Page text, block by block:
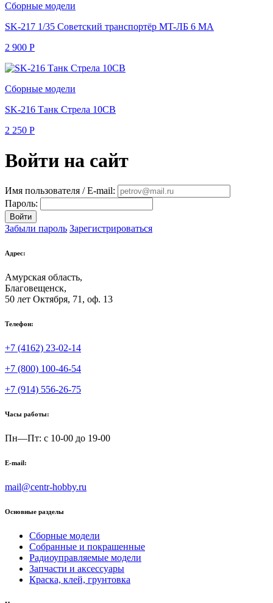
Сборные модели
SK-217 1/35 Советский транспортёр MT-ЛБ 6 MA
2 900 Р
Сборные модели
SK-216 Танк Стрела 10СВ
2 250 Р
Войти на сайт
Имя пользователя / E-mail:
Пароль:
Войти
Забыли пароль Зарегистрироваться
Адрес:
Амурская область,
Благовещенск,
50 лет Октября, 71, оф. 13
Телефон:
+7 (4162) 23-02-14
+7 (800) 100-46-54
+7 (914) 556-26-75
Часы работы:
Пн—Пт: с 10-00 до 19-00
E-mail:
mail@centr-hobby.ru
Основные разделы
Сборные модели
Собранные и покрашенные
Радиоуправляемые модели
Запчасти и аксессуары
Краска, клей, грунтовка